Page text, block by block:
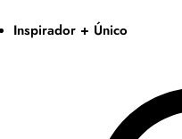
Inspirador + Único